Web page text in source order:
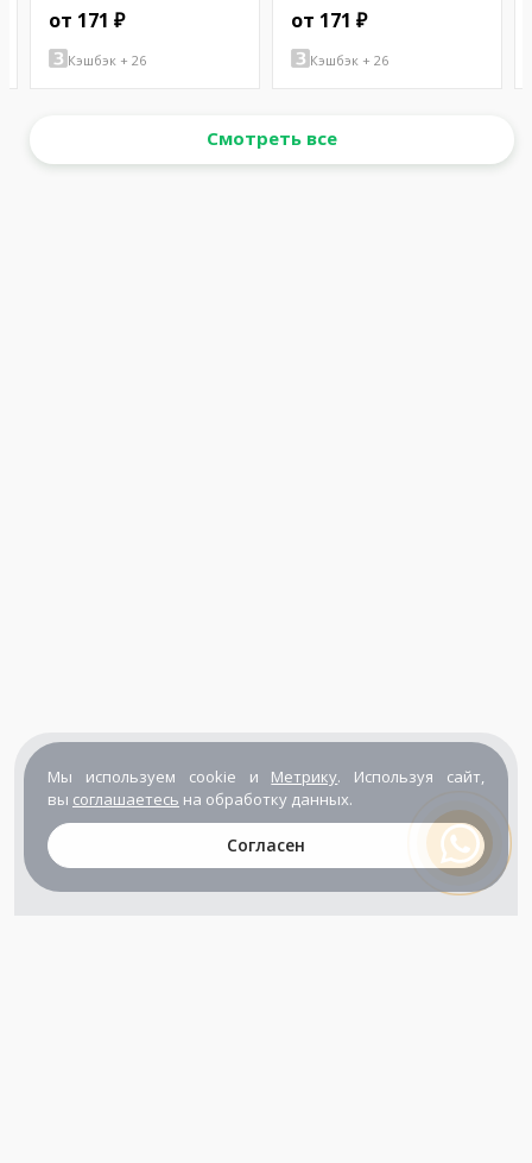
от 171 ₽
Кэшбэк + 26
от 171 ₽
Кэшбэк + 26
Смотреть все
Мы используем cookie и Метрику. Используя сайт,
вы соглашаетесь на обработку данных.
Согласен